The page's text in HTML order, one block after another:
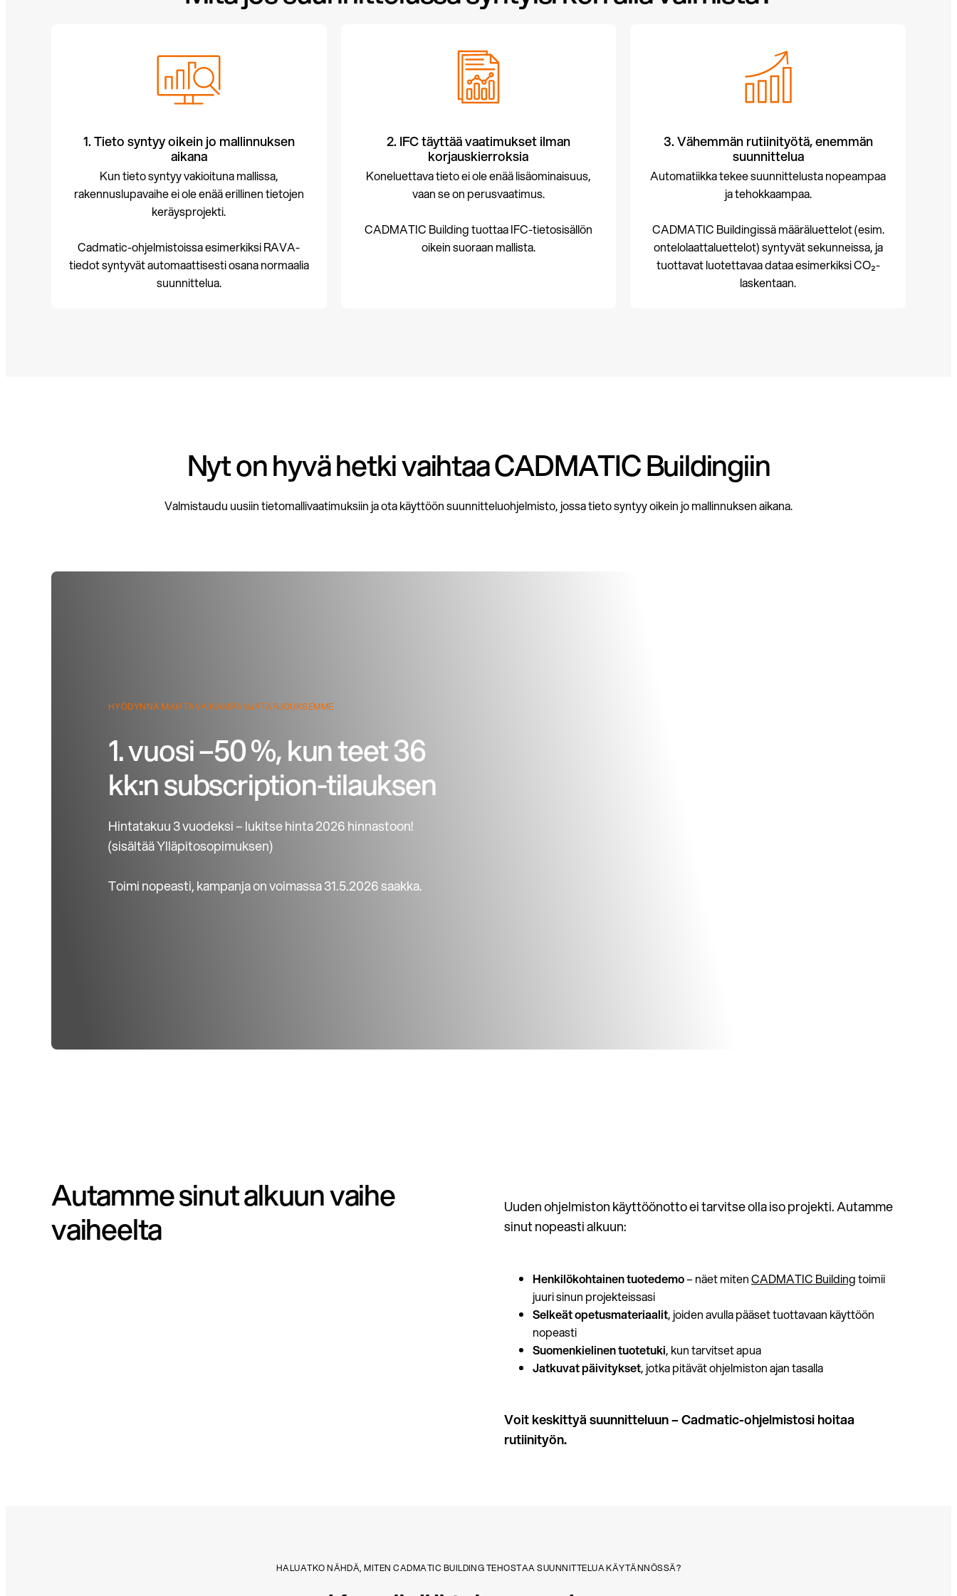
1. Tieto syntyy oikein jo mallinnuksen
aikana
Kun tieto syntyy vakioituna mallissa,
rakennuslupavaihe ei ole enää erillinen tietojen
keräysprojekti.
Cadmatic-ohjelmistoissa esimerkiksi RAVA-
tiedot syntyvät automaattisesti osana normaalia
suunnittelua.
2. IFC täyttää vaatimukset ilman
korjauskierroksia
Koneluettava tieto ei ole enää lisäominaisuus,
vaan se on perusvaatimus.
CADMATIC Building tuottaa IFC-tietosisällön
oikein suoraan mallista.
3. Vähemmän rutiinityötä, enemmän
suunnittelua
Automatiikka tekee suunnittelusta nopeampaa
ja tehokkaampaa.
CADMATIC Buildingissä määräluettelot (esim.
ontelolaattaluettelot) syntyvät sekunneissa, ja
tuottavat luotettavaa dataa esimerkiksi CO₂-
laskentaan.
Nyt on hyvä hetki vaihtaa CADMATIC Buildingiin
Valmistaudu uusiin tietomallivaatimuksiin ja ota käyttöön suunnitteluohjelmisto, jossa tieto syntyy oikein jo mallinnuksen aikana.
HYÖDYNNÄ MAHTAVA KAMPANJATARJOUKSEMME
1. vuosi –50 %, kun teet 36
kk:n subscription-tilauksen
Hintatakuu 3 vuodeksi – lukitse hinta 2026 hinnastoon!
(sisältää Ylläpitosopimuksen)
Toimi nopeasti, kampanja on voimassa 31.5.2026 saakka.
Autamme sinut alkuun vaihe
vaiheelta
Uuden ohjelmiston käyttöönotto ei tarvitse olla iso projekti. Autamme
sinut nopeasti alkuun:
Henkilökohtainen tuotedemo– näet mitenCADMATIC Buildingtoimii
juuri sinun projekteissasi
Selkeät opetusmateriaalit, joiden avulla pääset tuottavaan käyttöön
nopeasti
Suomenkielinen tuotetuki, kun tarvitset apua
Jatkuvat päivitykset, jotka pitävät ohjelmiston ajan tasalla
Voit keskittyä suunnitteluun – Cadmatic-ohjelmistosi hoitaa
rutiinityön.
HALUATKO NÄHDÄ, MITEN CADMATIC BUILDING TEHOSTAA SUUNNITTELUA KÄYTÄNNÖSSÄ?